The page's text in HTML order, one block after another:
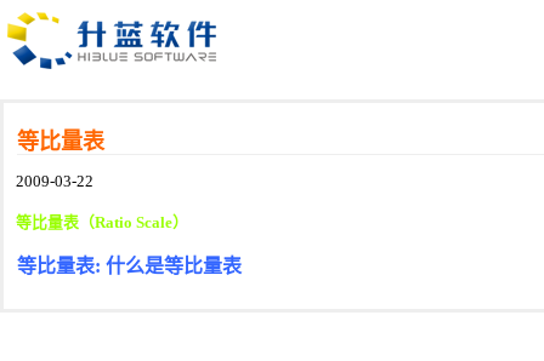
等比量表
2009-03-22
等比量表（Ratio Scale）
等比量表: 什么是等比量表